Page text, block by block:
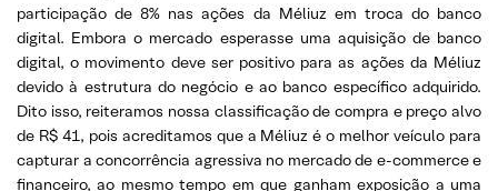
participação de 8% nas ações da Méliuz em troca do banco
digital. Embora o mercado esperasse uma aquisição de banco
digital, o movimento deve ser positivo para as ações da Méliuz
devido à estrutura do negócio e ao banco específico adquirido.
Dito isso, reiteramos nossa classificação de compra e preço alvo
de R$ 41, pois acreditamos que a Méliuz é o melhor veículo para
capturar a concorrência agressiva no mercado de e-commerce e
financeiro, ao mesmo tempo em que ganham exposição a uma